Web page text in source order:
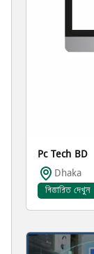
Pc Tech BD
Dhaka
বিস্তারিত দেখুন